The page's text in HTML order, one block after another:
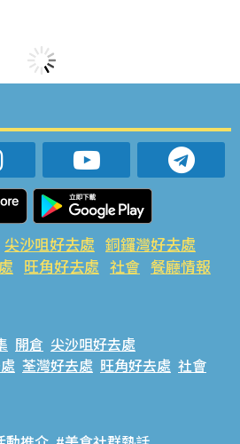
尖沙咀好去處 銅鑼灣好去處
旺角好去處 社會 餐廳情報
開倉 尖沙咀好去處
荃灣好去處 旺角好去處 社會